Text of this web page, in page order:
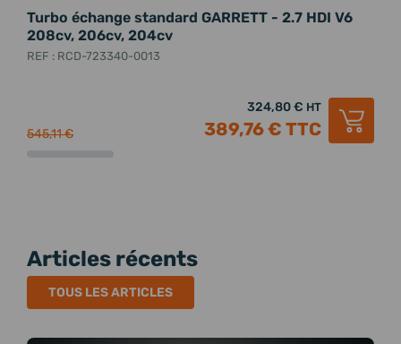
Turbo échange standard GARRETT - 2.7 HDI V6
208cv, 206cv, 204cv
REF : RCD-723340-0013
545,11 €
324,80 € HT
389,76 € TTC
Articles récents
TOUS LES ARTICLES